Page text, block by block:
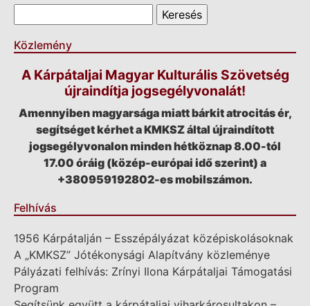
Keresés űrlap
Közlemény
A Kárpátaljai Magyar Kulturális Szövetség
újraindítja jogsegélyvonalát!
Amennyiben magyarsága miatt bárkit atrocitás ér,
segítséget kérhet a KMKSZ által újraindított
jogsegélyvonalon minden hétköznap 8.00-tól
17.00 óráig (közép-európai idő szerint) a
+380959192802-es mobilszámon.
Felhívás
1956 Kárpátalján – Esszépályázat középiskolásoknak
A „KMKSZ” Jótékonysági Alapítvány közleménye
Pályázati felhívás: Zrínyi Ilona Kárpátaljai Támogatási
Program